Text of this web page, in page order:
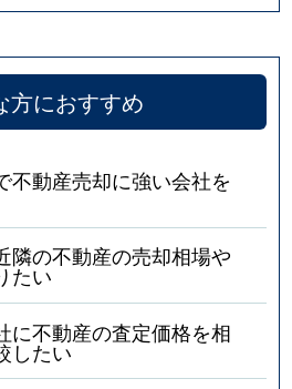
方におすすめ
不動産売却に強い会社を
隣の不動産の売却相場や
たい
に不動産の査定価格を相
したい